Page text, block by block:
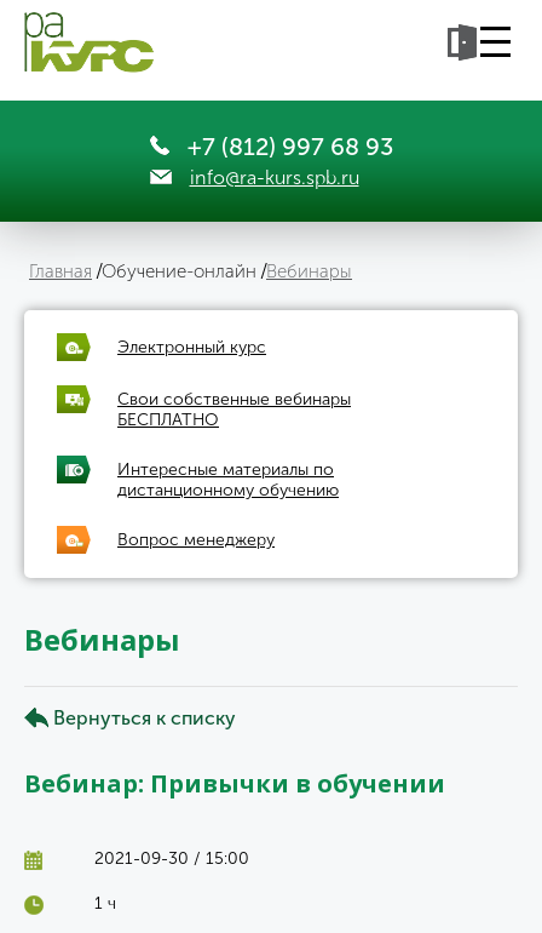
+7 (812) 997 68 93
info@ra-kurs.spb.ru
Главная Обучение-онлайн Вебинары
Электронный курс
Свои собственные вебинары
БЕСПЛАТНО
Интересные материалы по
дистанционному обучению
Вопрос менеджеру
Вебинары
Вернуться к списку
Вебинар: Привычки в обучении
2021-09-30 / 15:00
1 ч